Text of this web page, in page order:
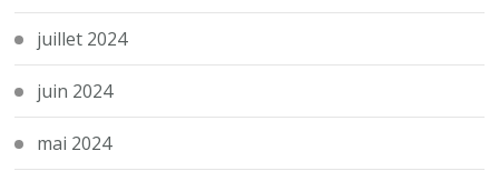
juillet 2024
juin 2024
mai 2024